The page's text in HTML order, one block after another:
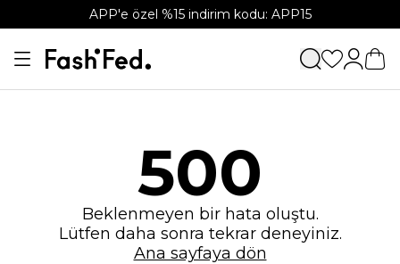
APP'e özel %15 indirim kodu: APP15
500
Beklenmeyen bir hata oluştu.
Lütfen daha sonra tekrar deneyiniz.
Ana sayfaya dön